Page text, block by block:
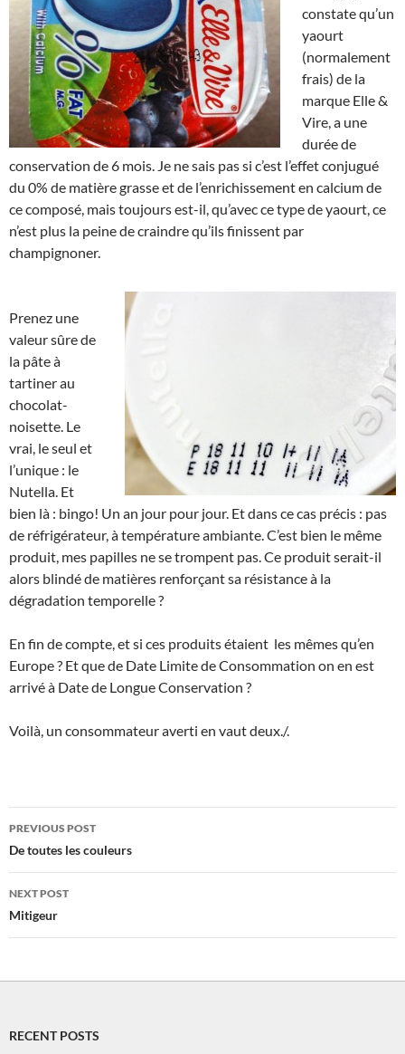
constate qu’un
yaourt
(normalement
frais) de la
marque Elle &
Vire, a une
durée de
conservation de 6 mois. Je ne sais pas si c’est l’effet conjugué
du 0% de matière grasse et de l’enrichissement en calcium de
ce composé, mais toujours est-il, qu’avec ce type de yaourt, ce
n’est plus la peine de craindre qu’ils finissent par
champignoner.
Prenez une
valeur sûre de
la pâte à
tartiner au
chocolat-
noisette. Le
vrai, le seul et
l’unique : le
Nutella. Et
bien là : bingo! Un an jour pour jour. Et dans ce cas précis : pas
de réfrigérateur, à température ambiante. C’est bien le même
produit, mes papilles ne se trompent pas. Ce produit serait-il
alors blindé de matières renforçant sa résistance à la
dégradation temporelle ?
En fin de compte, et si ces produits étaient les mêmes qu’en
Europe ? Et que de Date Limite de Consommation on en est
arrivé à Date de Longue Conservation ?
Voilà, un consommateur averti en vaut deux./.
Post
navigation
PREVIOUS POST
De toutes les couleurs
NEXT POST
Mitigeur
RECENT POSTS